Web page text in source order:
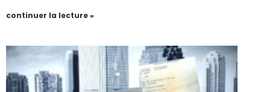
continuer la lecture »